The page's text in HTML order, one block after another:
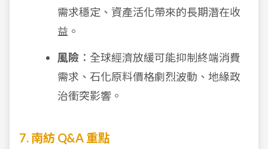
需求穩定、資產活化帶來的長期潛在收
益。
風險 ：全球經濟放緩可能抑制終端消費
需求、石化原料價格劇烈波動、地緣政
治衝突影響。
7. 南紡 Q&A 重點